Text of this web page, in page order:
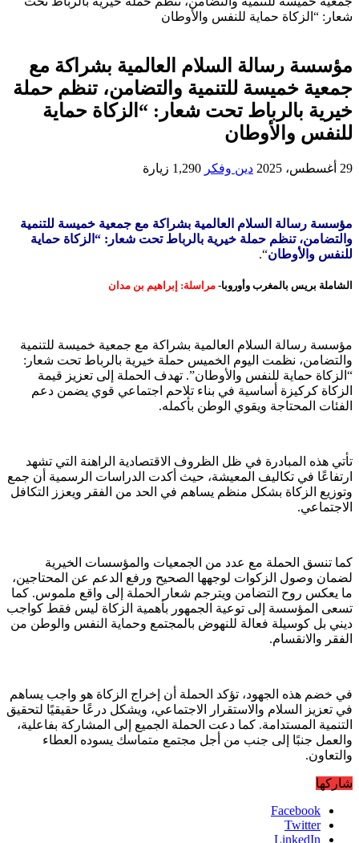
شعار: “الزكاة حماية للنفس والأوطان
مؤسسة رسالة السلام العالمية بشراكة مع
جمعية خميسة للتنمية والتضامن، تنظم حملة
خيرية بالرباط تحت شعار: “الزكاة حماية
للنفس والأوطان
29 أغسطس، 2025 دين وفكر 1,290 زيارة
مؤسسة رسالة السلام العالمية بشراكة مع جمعية خميسة للتنمية
والتضامن، تنظم حملة خيرية بالرباط تحت شعار: “الزكاة حماية
للنفس والأوطان“.
الشاملة بريس بالمغرب وأوروبا- مراسلة: إبراهيم بن مدان
مؤسسة رسالة السلام العالمية بشراكة مع جمعية خميسة للتنمية
والتضامن، نظمت اليوم الخميس حملة خيرية بالرباط تحت شعار:
“الزكاة حماية للنفس والأوطان”. تهدف الحملة إلى تعزيز قيمة
الزكاة كركيزة أساسية في بناء تلاحم اجتماعي قوي يضمن دعم
الفئات المحتاجة ويقوي الوطن بأكمله.
تأتي هذه المبادرة في ظل الظروف الاقتصادية الراهنة التي تشهد
ارتفاعًا في تكاليف المعيشة، حيث أكدت الدراسات الرسمية أن جمع
وتوزيع الزكاة بشكل منظم يساهم في الحد من الفقر ويعزز التكافل
الاجتماعي.
كما تنسق الحملة مع عدد من الجمعيات والمؤسسات الخيرية
لضمان وصول الزكوات لوجهها الصحيح ورفع الدعم عن المحتاجين،
ما يعكس روح التضامن ويترجم شعار الحملة إلى واقع ملموس. كما
تسعى المؤسسة إلى توعية الجمهور بأهمية الزكاة ليس فقط كواجب
ديني بل كوسيلة فعالة للنهوض بالمجتمع وحماية النفس والوطن من
الفقر والانقسام.
في خضم هذه الجهود، تؤكد الحملة أن إخراج الزكاة هو واجب يساهم
في تعزيز السلام والاستقرار الاجتماعي، ويشكل درعًا حقيقيًا لتحقيق
التنمية المستدامة. كما دعت الحملة الجميع إلى المشاركة بفاعلية،
والعمل جنبًا إلى جنب من أجل مجتمع متماسك يسوده العطاء
والتعاون.
شاركها
Facebook
Twitter
LinkedIn